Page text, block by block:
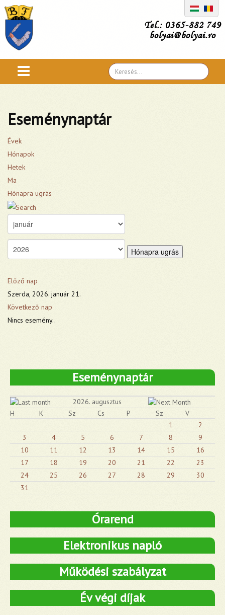
Tel.: 0365-882 749
bolyai@bolyai.ro
Search
...
Eseménynaptár
Évek
Hónapok
Hetek
Ma
Hónapra ugrás
Hónapra ugrás
Előző nap
Szerda, 2026. január 21.
Következő nap
Nincs esemény..
Eseménynaptár
2026. augusztus
H
K Sz Cs P Sz
V
1
2
3
4 5 6 7 8
9
10
11 12 13 14 15
16
17
18 19 20 21 22
23
24
25 26 27 28 29
30
31
Órarend
Elektronikus napló
Működési szabályzat
Év végi díjak